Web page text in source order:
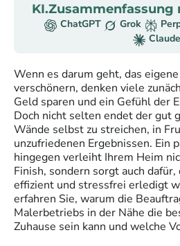
ChatGPT Grok
Claude
Wenn es darum geht, das
verschönern, denken viele
Geld sparen und ein Gefühl der
Doch nicht selten endet der gut
Wände selbst zu streichen, in
unzufriedenen Ergebnissen. Ein
hingegen verleiht Ihrem Heim
Finish, sondern sorgt auch
effizient und stressfrei erledigt
erfahren Sie, warum die
Malerbetriebs in der Nähe die
Zuhause sein kann und welche